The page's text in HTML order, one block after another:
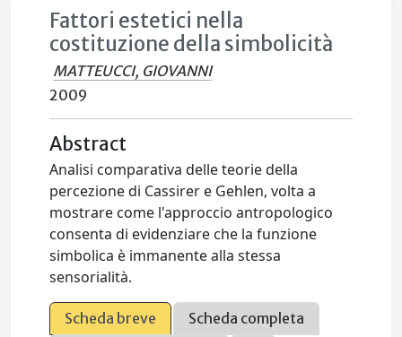
Fattori estetici nella
costituzione della simbolicità
MATTEUCCI, GIOVANNI
2009
Abstract
Analisi comparativa delle teorie della
percezione di Cassirer e Gehlen, volta a
mostrare come l'approccio antropologico
consenta di evidenziare che la funzione
simbolica è immanente alla stessa
sensorialità.
Scheda breve
Scheda completa